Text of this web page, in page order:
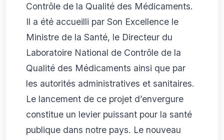
Contrôle de la Qualité des Médicaments.
Il a été accueilli par Son Excellence le
Ministre de la Santé, le Directeur du
Laboratoire National de Contrôle de la
Qualité des Médicaments ainsi que par
les autorités administratives et sanitaires.
Le lancement de ce projet d’envergure
constitue un levier puissant pour la santé
publique dans notre pays. Le nouveau